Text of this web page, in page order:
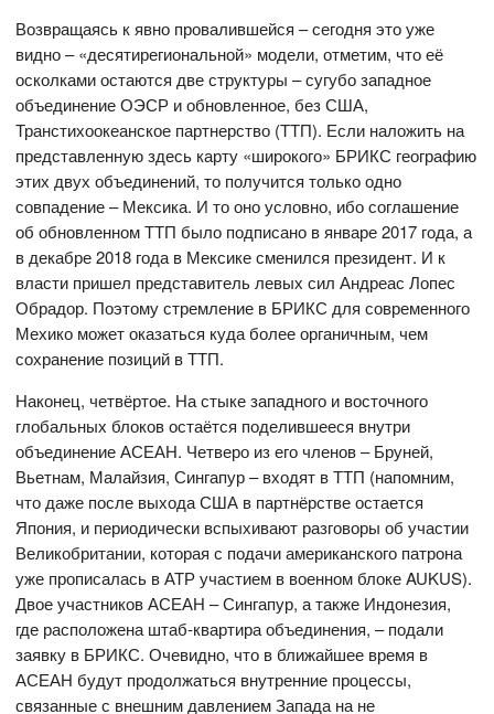
Возвращаясь к явно провалившейся – сегодня это уже
видно – «десятирегиональной» модели, отметим, что её
осколками остаются две структуры – сугубо западное
объединение ОЭСР и обновленное, без США,
Транстихоокеанское партнерство (ТТП). Если наложить на
представленную здесь карту «широкого» БРИКС географию
этих двух объединений, то получится только одно
совпадение – Мексика. И то оно условно, ибо соглашение
об обновленном ТТП было подписано в январе 2017 года, а
в декабре 2018 года в Мексике сменился президент. И к
власти пришел представитель левых сил Андреас Лопес
Обрадор. Поэтому стремление в БРИКС для современного
Мехико может оказаться куда более органичным, чем
сохранение позиций в ТТП.
Наконец, четвёртое. На стыке западного и восточного
глобальных блоков остаётся поделившееся внутри
объединение АСЕАН. Четверо из его членов – Бруней,
Вьетнам, Малайзия, Сингапур – входят в ТТП (напомним,
что даже после выхода США в партнёрстве остается
Япония, и периодически вспыхивают разговоры об участии
Великобритании, которая с подачи американского патрона
уже прописалась в АТР участием в военном блоке AUKUS).
Двое участников АСЕАН – Сингапур, а также Индонезия,
где расположена штаб-квартира объединения, – подали
заявку в БРИКС. Очевидно, что в ближайшее время в
АСЕАН будут продолжаться внутренние процессы,
связанные с внешним давлением Запада на не